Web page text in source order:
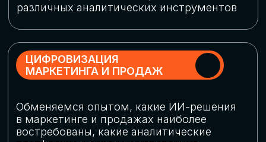
СПИКЕРЫ
СТАТЬ СПИКЕРОМ
В конференции участвовали более 120 спикеров